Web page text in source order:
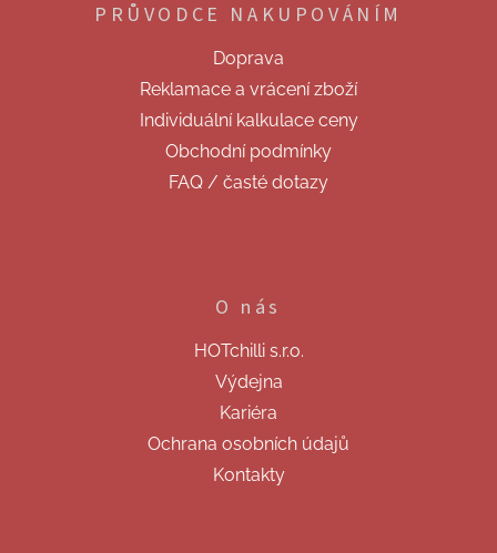
PRŮVODCE NAKUPOVÁNÍM
Doprava
Reklamace a vrácení zboží
Individuální kalkulace ceny
Obchodní podmínky
FAQ / časté dotazy
O nás
HOTchilli s.r.o.
Výdejna
Kariéra
Ochrana osobních údajů
Kontakty